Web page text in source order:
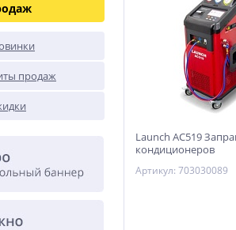
продаж
Launch AC519
кондиционеров
Артикул: 703030089